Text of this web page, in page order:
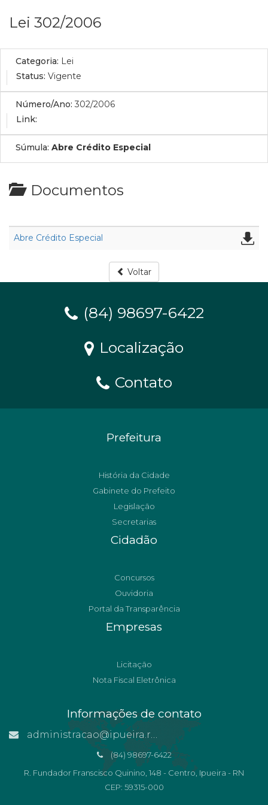
Lei 302/2006
Categoria: Lei
Status: Vigente
Número/Ano: 302/2006
Link:
Súmula: Abre Crédito Especial
Documentos
Abre Crédito Especial
Voltar
(84) 98697-6422
Localização
Contato
Prefeitura
História da Cidade
Gabinete do Prefeito
Legislação
Secretarias
Cidadão
Concursos
Ouvidoria
Portal da Transparência
Empresas
Licitação
Nota Fiscal Eletrônica
Informações de contato
administracao@ipueira.rn.gov.br
(84) 98697-6422
R. Fundador Franscisco Quinino, 148 - Centro, Ipueira - RN
CEP: 59315-000